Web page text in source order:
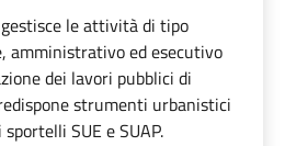
le attività di tipo
amministrativo ed esecutivo
dei lavori pubblici di
strumenti urbanistici
SUE e SUAP.